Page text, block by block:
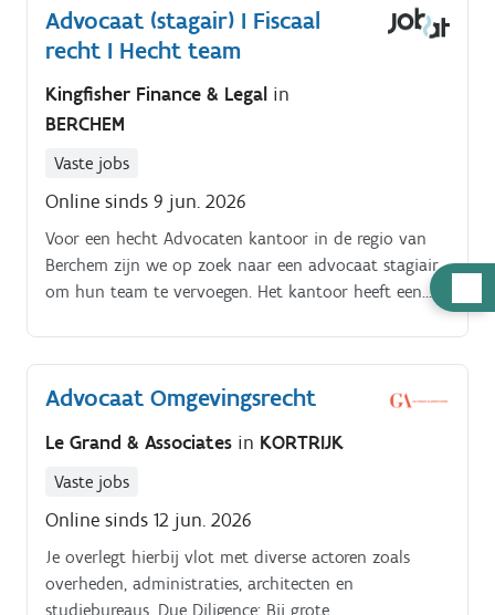
Advocaat (stagair) I Fiscaal
recht I Hecht team
Kingfisher Finance & Legal in
BERCHEM
Vaste jobs
Online sinds 9 jun. 2026
Voor een hecht Advocaten kantoor in de regio van
Berchem zijn we op zoek naar een advocaat stagiair
om hun team te vervoegen. Het kantoor heeft een
Advocaat Omgevingsrecht
Le Grand & Associates in KORTRIJK
Vaste jobs
Online sinds 12 jun. 2026
Je overlegt hierbij vlot met diverse actoren zoals
overheden, administraties, architecten en
studiebureaus. Due Diligence: Bij grote